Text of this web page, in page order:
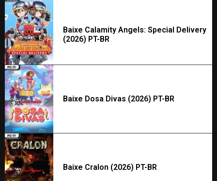
Baixe Calamity Angels: Special Delivery
(2026) PT-BR
Baixe Dosa Divas (2026) PT-BR
Baixe Cralon (2026) PT-BR